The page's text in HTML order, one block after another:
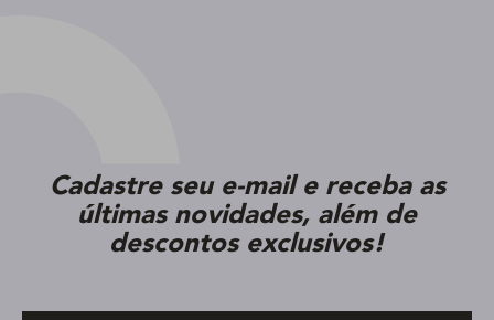
Cadastre seu e-mail e receba as
últimas novidades, além de
descontos exclusivos!